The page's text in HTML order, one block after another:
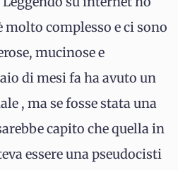
molto complesso e ci sono
mucinose e
di mesi fa ha avuto un
, ma se fosse stata una
capito che quella in
essere una pseudocisti